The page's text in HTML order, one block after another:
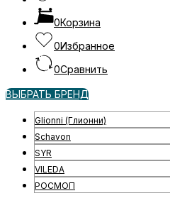
0Корзина
0Избранное
0Сравнить
ВЫБРАТЬ БРЕНД
Glionni (Глионни)
Schavon
SYR
VILEDA
РОСМОП